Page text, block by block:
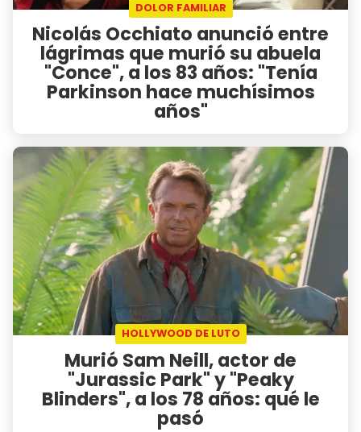
DOLOR FAMILIAR
Nicolás Occhiato anunció entre
lágrimas que murió su abuela
"Conce", a los 83 años: "Tenía
Parkinson hace muchísimos
años"
HOLLYWOOD DE LUTO
Murió Sam Neill, actor de
"Jurassic Park" y "Peaky
Blinders", a los 78 años: qué le
pasó